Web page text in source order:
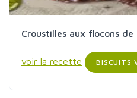
Croustilles aux flocons de
voir la recette BISCUITS